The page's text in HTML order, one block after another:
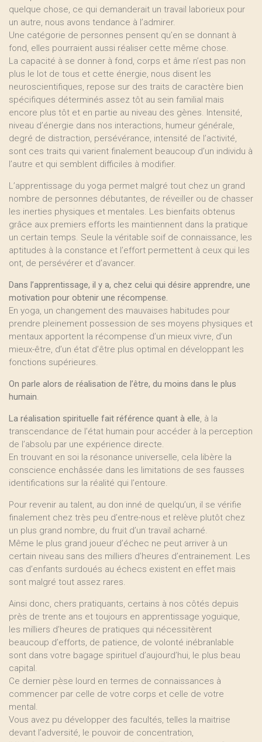
quelque chose, ce qui demanderait un travail laborieux pour
un autre, nous avons tendance à l’admirer.
Une catégorie de personnes pensent qu’en se donnant à
fond, elles pourraient aussi réaliser cette même chose.
La capacité à se donner à fond, corps et âme n’est pas non
plus le lot de tous et cette énergie, nous disent les
neuroscientifiques, repose sur des traits de caractère bien
spécifiques déterminés assez tôt au sein familial mais
encore plus tôt et en partie au niveau des gènes. Intensité,
niveau d’énergie dans nos interactions, humeur générale,
degré de distraction, persévérance, intensité de l’activité,
sont ces traits qui varient finalement beaucoup d’un individu à
l’autre et qui semblent difficiles à modifier.
L’apprentissage du yoga permet malgré tout chez un grand
nombre de personnes débutantes, de réveiller ou de chasser
les inerties physiques et mentales. Les bienfaits obtenus
grâce aux premiers efforts les maintiennent dans la pratique
un certain temps. Seule la véritable soif de connaissance, les
aptitudes à la constance et l’effort permettent à ceux qui les
ont, de persévérer et d’avancer.
Dans l’apprentissage, il y a, chez celui qui désire apprendre, une
motivation pour obtenir une récompense.
En yoga, un changement des mauvaises habitudes pour
prendre pleinement possession de ses moyens physiques et
mentaux apportent la récompense d’un mieux vivre, d’un
mieux-être, d’un état d’être plus optimal en développant les
fonctions supérieures.
On parle alors de réalisation de l’être, du moins dans le plus
humain.
La réalisation spirituelle fait référence quant à elle, à la
transcendance de l’état humain pour accéder à la perception
de l’absolu par une expérience directe.
En trouvant en soi la résonance universelle, cela libère la
conscience enchâssée dans les limitations de ses fausses
identifications sur la réalité qui l’entoure.
Pour revenir au talent, au don inné de quelqu’un, il se vérifie
finalement chez très peu d’entre-nous et relève plutôt chez
un plus grand nombre, du fruit d’un travail acharné.
Même le plus grand joueur d’échec ne peut arriver à un
certain niveau sans des milliers d’heures d’entrainement. Les
cas d’enfants surdoués au échecs existent en effet mais
sont malgré tout assez rares.
Ainsi donc, chers pratiquants, certains à nos côtés depuis
près de trente ans et toujours en apprentissage yoguique,
les milliers d’heures de pratiques qui nécessitèrent
beaucoup d’efforts, de patience, de volonté inébranlable
sont dans votre bagage spirituel d’aujourd’hui, le plus beau
capital.
Ce dernier pèse lourd en termes de connaissances à
commencer par celle de votre corps et celle de votre
mental.
Vous avez pu développer des facultés, telles la maitrise
devant l’adversité, le pouvoir de concentration,